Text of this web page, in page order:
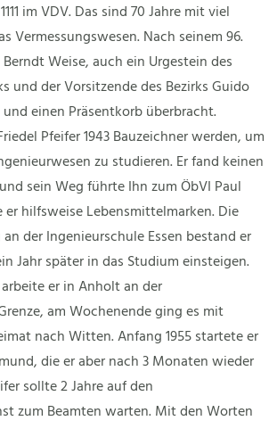
im VDV. Das sind 70 Jahre mit viel
Vermessungswesen. Nach seinem 96.
Weise, auch ein Urgestein des
und der Vorsitzende des Bezirks Guido
einen Präsentkorb überbracht.
Pfeifer 1943 Bauzeichner werden, um
zu studieren. Er fand keinen
sein Weg führte Ihn zum ÖbVI Paul
hilfsweise Lebensmittelmarken. Die
der Ingenieurschule Essen bestand er
Jahr später in das Studium einsteigen.
er in Anholt an der
am Wochenende ging es mit
nach Witten. Anfang 1955 startete er
die er aber nach 3 Monaten wieder
sollte 2 Jahre auf den
zum Beamten warten. Mit den Worten